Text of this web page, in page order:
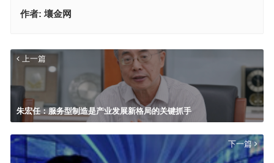
作者: 壤金网
上一篇
朱宏任：服务型制造是产业发展新格局的关键抓手
下一篇